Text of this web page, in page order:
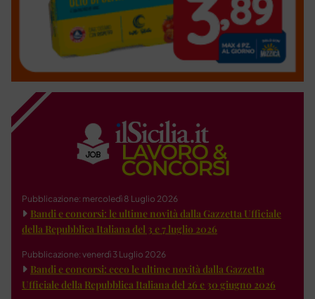
Pubblicazione: mercoledì 8 Luglio 2026
Bandi e concorsi: le ultime novità dalla Gazzetta Ufficiale
della Repubblica Italiana del 3 e 7 luglio 2026
Pubblicazione: venerdì 3 Luglio 2026
Bandi e concorsi: ecco le ultime novità dalla Gazzetta
Ufficiale della Repubblica Italiana del 26 e 30 giugno 2026